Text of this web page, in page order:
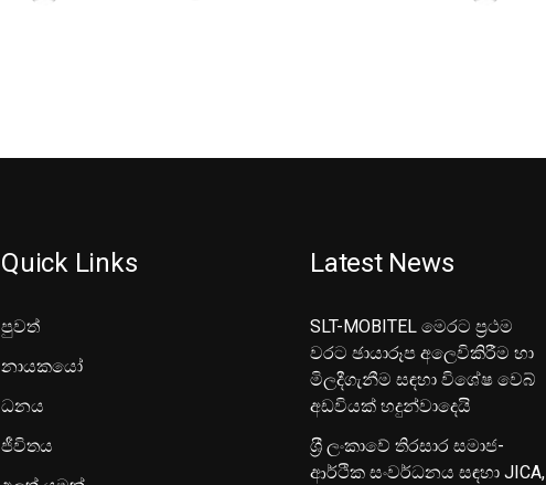
Quick Links
පුවත්
නායකයෝ
ධනය
ජීවිතය
Latest News
SLT-MOBITEL මෙරට ප්‍රථම
වරට ඡායාරූප අලෙවිකිරීම හා
මිලදීගැනීම සඳහා විශේෂ වෙබ්
අඩවියක් හදුන්වාදෙයි
ශ‍්‍රී ලංකාවේ තිරසාර සමාජ-
ආර්ථික සංවර්ධනය සඳහා JICA,